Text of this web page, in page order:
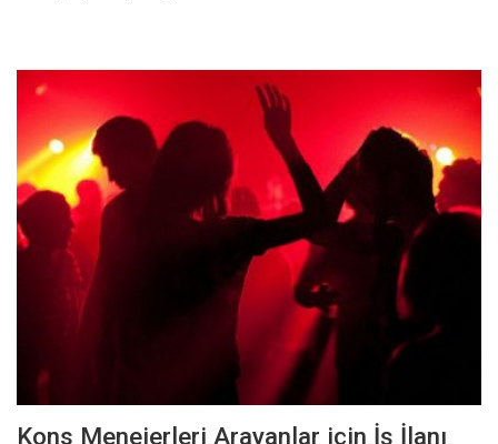
Kons Menejerleri Arayanlar için İş İlanı